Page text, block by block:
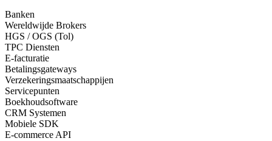
Banken
Wereldwijde Brokers
HGS / OGS (Tol)
TPC Diensten
E-facturatie
Betalingsgateways
Verzekeringsmaatschappijen
Servicepunten
Boekhoudsoftware
CRM Systemen
Mobiele SDK
E-commerce API